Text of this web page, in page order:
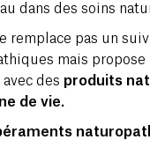
dans des soins
remplace pas un
mais propose
des produits
de vie.